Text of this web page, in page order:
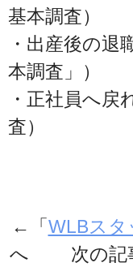
基本調査）
・出産後の退
本調査」）
・正社員へ戻
査）
←「WLBス
へ 次の記